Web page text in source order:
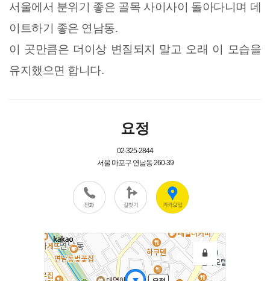
서울에서 분위기 좋은 골목 사이사이 돌아다니며 데
이트하기 좋은 연남동.
이 곳만큼은 더이상 변질되지 말고 오래 이 모습을
유지했으면 합니다.